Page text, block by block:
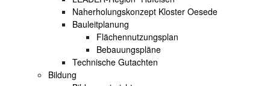
Naherholungskonzept Kloster Oesede
Bauleitplanung
Flächennutzungsplan
Bebauungspläne
Technische Gutachten
Bildung